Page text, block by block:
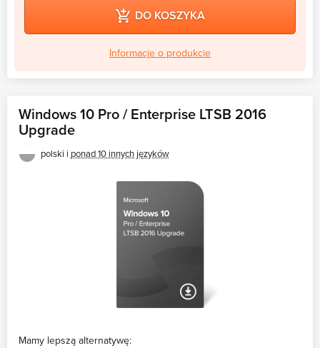
DO KOSZYKA
Informacje o produkcie
Windows 10 Pro / Enterprise LTSB 2016
Upgrade
polski i ponad 10 innych języków
Mamy lepszą alternatywę: